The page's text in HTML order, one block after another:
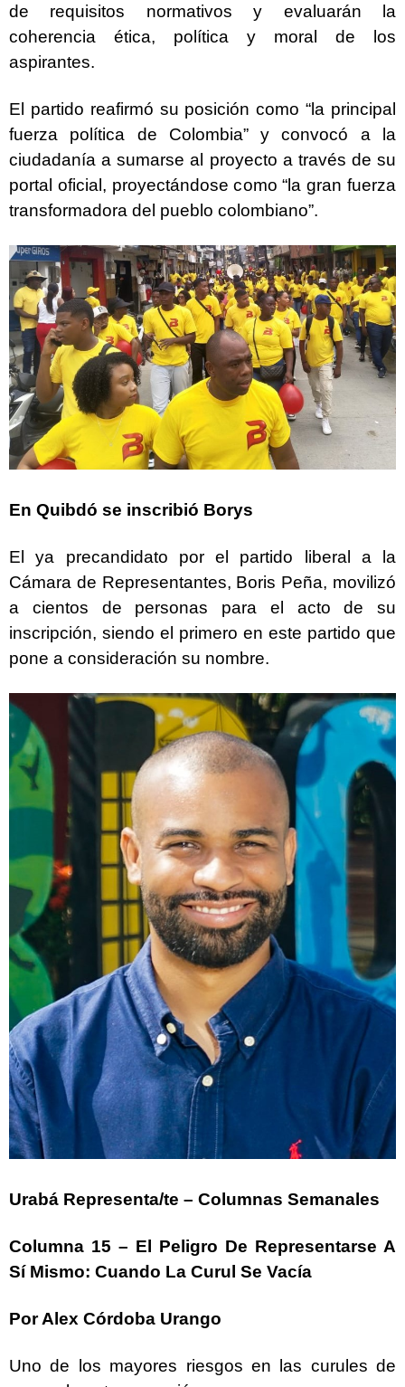
de requisitos normativos y evaluarán la
coherencia ética, política y moral de los
aspirantes.
El partido reafirmó su posición como “la principal
fuerza política de Colombia” y convocó a la
ciudadanía a sumarse al proyecto a través de su
portal oficial, proyectándose como “la gran fuerza
transformadora del pueblo colombiano”.
En Quibdó se inscribió Borys
El ya precandidato por el partido liberal a la
Cámara de Representantes, Boris Peña, movilizó
a cientos de personas para el acto de su
inscripción, siendo el primero en este partido que
pone a consideración su nombre.
Urabá Representa/te – Columnas Semanales
Columna 15 – El Peligro De Representarse A
Sí Mismo: Cuando La Curul Se Vacía
Por Alex Córdoba Urango
Uno de los mayores riesgos en las curules de